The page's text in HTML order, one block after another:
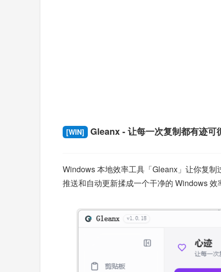
[WIN] Gleanx - 让每一次复制都有迹可
Windows 本地效率工具「Gleanx」让你复
推送和自动更新揉成一个干净的 Windows